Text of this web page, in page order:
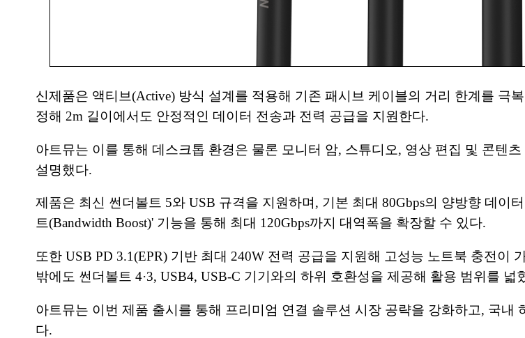
신제품은 액티브(Active) 방식 설계를 적용해 기존 패시브 케이블의 거리 한계를 극
정해 2m 길이에서도 안정적인 데이터 전송과 전력 공급을 지원한다.
아트뮤는 이를 통해 데스크톱 환경은 물론 모니터 암, 스튜디오, 영상 편집 및 콘텐
설명했다.
제품은 최신 썬더볼트 5와 USB 규격을 지원하며, 기본 최대 80Gbps의 양방향 데이
트(Bandwidth Boost)' 기능을 통해 최대 120Gbps까지 대역폭을 확장할 수 있다.
또한 USB PD 3.1(EPR) 기반 최대 240W 전력 공급을 지원해 고성능 노트북 충전이
밖에도 썬더볼트 4·3, USB4, USB-C 기기와의 하위 호환성을 제공해 활용 범위를 넓
아트뮤는 이번 제품 출시를 통해 프리미엄 연결 솔루션 시장 공략을 강화하고, 국
다.